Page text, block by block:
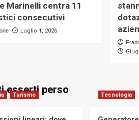
Marinelli centra 11
consecutivi
Luglio 1, 2026
esserti perso
Turismo Tecnologia